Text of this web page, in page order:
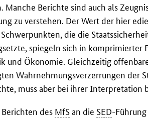
Manche Berichte sind auch als
zu verstehen. Der Wert der hier
die die
spiegeln sich in komprimierter
und Ökonomie. Gleichzeitig
Wahrnehmungsverzerrungen der
muss aber bei ihrer Interpretation
des MfSan die SED-